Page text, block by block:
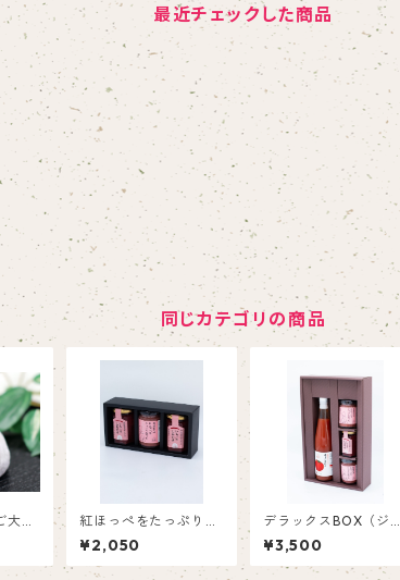
最近チェックした商品
同じカテゴリの商品
大福
6
紅ほっぺをたっぷり使
ったいちごバター1個
といちごジャム2個
¥2,050
デラックスBOX（ジュ
ースとスプレッドのギ
フトセット）
¥3,500